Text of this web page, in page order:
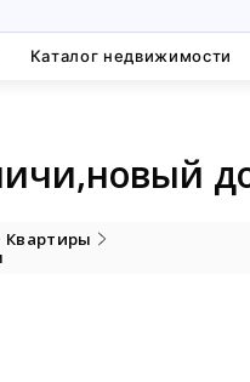
Каталог недвижимости
Квартиры